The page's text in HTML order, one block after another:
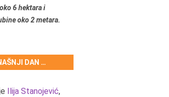
6 hektara i
oko 2 metara.
DAN …
Ilija Stanojević,